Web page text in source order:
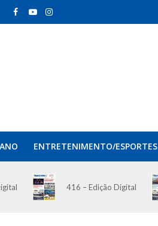
ENTRETENIMENTO/ESPORTES
416 – Edição Digital